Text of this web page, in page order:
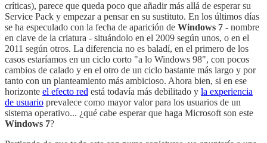
críticas), parece que queda poco que añadir más allá de esperar su
Service Pack y empezar a pensar en su sustituto. En los últimos días
se ha especulado con la fecha de aparición de Windows 7 - nombre
en clave de la criatura - situándolo en el 2009 según unos, o en el
2011 según otros. La diferencia no es baladí, en el primero de los
casos estaríamos en un ciclo corto "a lo Windows 98", con pocos
cambios de calado y en el otro de un ciclo bastante más largo y por
tanto con un planteamiento más ambicioso. Ahora bien, si en ese
horizonte el efecto red está todavía más debilitado y la experiencia
de usuario prevalece como mayor valor para los usuarios de un
sistema operativo... ¿qué cabe esperar que haga Microsoft son este
Windows 7?